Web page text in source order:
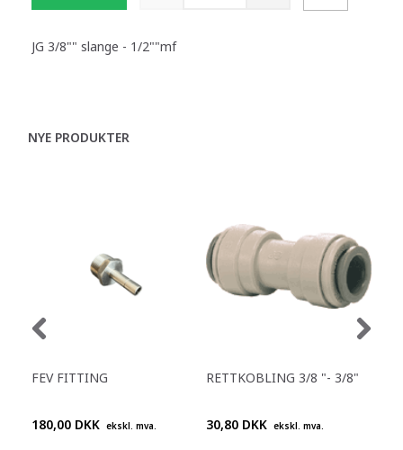
JG 3/8"" slange - 1/2""mf
NYE PRODUKTER
FEV FITTING
180,00 DKK ekskl. mva.
RETTKOBLING 3/8 "- 3/8"
30,80 DKK ekskl. mva.